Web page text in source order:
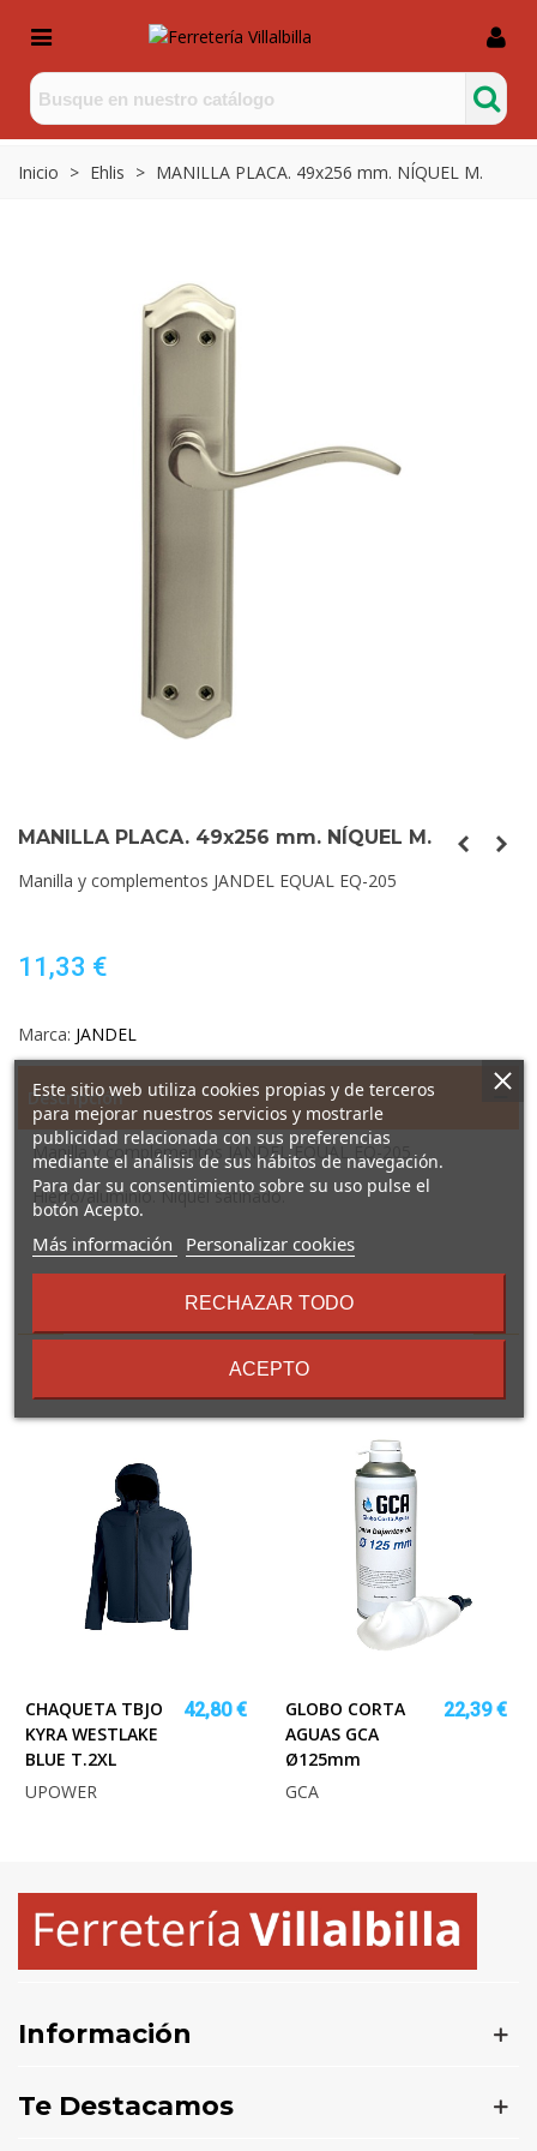
Inicio > Ehlis > MANILLA PLACA. 49x256 mm. NÍQUEL M.
MANILLA PLACA. 49x256 mm. NÍQUEL M.
Manilla y complementos JANDEL EQUAL EQ-205
11,33 €
Marca: JANDEL
Descripción
Manilla y complementos JANDEL EQUAL EQ-205
Hierro/aluminio. Níquel satinado.
16 Otros Productos En La
Misma Categoría:
CHAQUETA TBJO
KYRA WESTLAKE
BLUE T.2XL
42,80 €
UPOWER
GLOBO CORTA
AGUAS GCA
Ø125mm
22,39 €
GCA
Información
Te Destacamos
Este sitio web utiliza cookies propias y de terceros
para mejorar nuestros servicios y mostrarle
publicidad relacionada con sus preferencias
mediante el análisis de sus hábitos de navegación.
Para dar su consentimiento sobre su uso pulse el
botón Acepto.
Más información
sobre
términos
condiciones
Personalizar cookies
RECHAZAR TODO
ACEPTO